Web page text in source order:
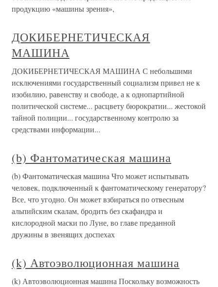
продукцию «машины зрения»,
ДОКИБЕРНЕТИЧЕСКАЯ
МАШИНА
ДОКИБЕРНЕТИЧЕСКАЯ МАШИНА С небольшими
исключениями государственный социализм привел не к
изобилию, равенству и свободе, а к однопартийной
политической системе... расцвету бюрократии... жестокой
тайной полиции... государственному контролю за
средствами информации...
(b) Фантоматическая машина
(b) Фантоматическая машина Что может испытывать
человек, подключенный к фантоматическому генератору?
Все, что угодно. Он может взбираться по отвесным
альпийским скалам, бродить без скафандра и
кислородной маски по Луне, во главе преданной
дружины в звенящих доспехах
(k) Автоэволюционная машина
(k) Автоэволюционная машина Поскольку возможность